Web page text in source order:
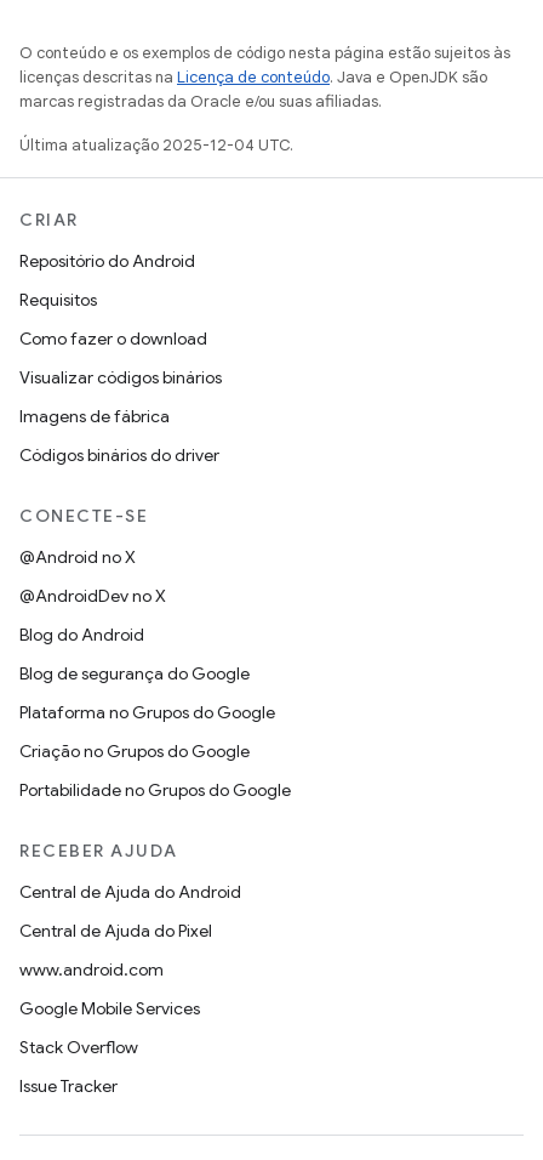
O conteúdo e os exemplos de código nesta página estão sujeitos às
licenças descritas na Licença de conteúdo. Java e OpenJDK são
marcas registradas da Oracle e/ou suas afiliadas.
Última atualização 2025-12-04 UTC.
CRIAR
Repositório do Android
Requisitos
Como fazer o download
Visualizar códigos binários
Imagens de fábrica
Códigos binários do driver
CONECTE-SE
@Android no X
@AndroidDev no X
Blog do Android
Blog de segurança do Google
Plataforma no Grupos do Google
Criação no Grupos do Google
Portabilidade no Grupos do Google
RECEBER AJUDA
Central de Ajuda do Android
Central de Ajuda do Pixel
www.android.com
Google Mobile Services
Stack Overflow
Issue Tracker